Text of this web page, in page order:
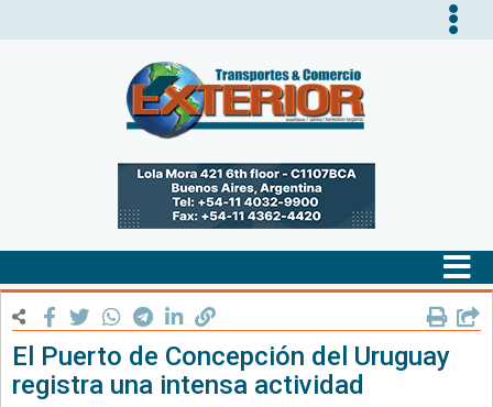
El Puerto de Concepción del Uruguay
registra una intensa actividad